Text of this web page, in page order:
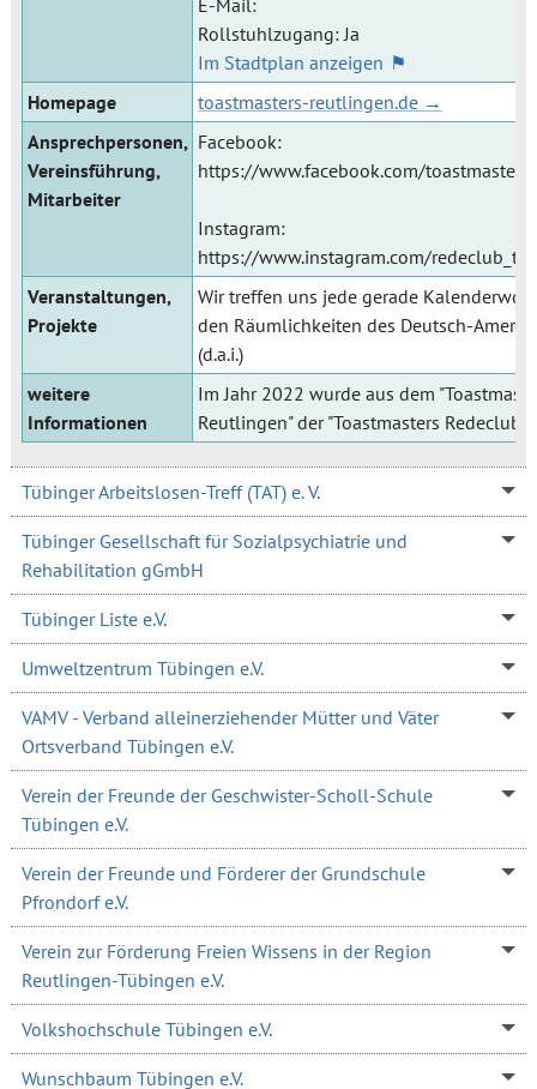
Rollstuhlzugang: Ja
Im Stadtplan anzeigen
Homepage
toastmasters-reutlingen.de
Ansprechpersonen,
Vereinsführung,
Mitarbeiter
Facebook:
https://www.facebook.com/
Instagram:
https://www.instagram.com/
Veranstaltungen,
Projekte
Wir treffen uns jede gerade
den Räumlichkeiten des Deutsch-
(d.a.i.)
weitere
Informationen
Im Jahr 2022 wurde aus dem
Reutlingen" der "Toastmasters Redeclub
Tübinger Arbeitslosen-Treff (TAT) e. V.
Tübinger Gesellschaft für Sozialpsychiatrie und
Rehabilitation gGmbH
Tübinger Liste e.V.
Umweltzentrum Tübingen e.V.
VAMV - Verband alleinerziehender Mütter und Väter
Ortsverband Tübingen e.V.
Verein der Freunde der Geschwister-Scholl-Schule
Tübingen e.V.
Verein der Freunde und Förderer der Grundschule
Pfrondorf e.V.
Verein zur Förderung Freien Wissens in der Region
Reutlingen-Tübingen e.V.
Volkshochschule Tübingen e.V.
Wunschbaum Tübingen e.V.